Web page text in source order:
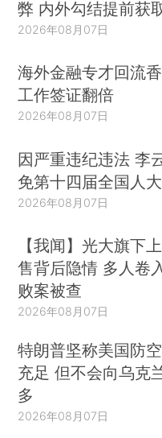
弊 内外勾结提前获
2026年08月07日
海外金融专才回流
工作签证翻倍
2026年08月07日
因严重违纪违法 李
免第十四届全国人
2026年08月07日
【我闻】光大旗下
售背后隐情 多人卷
败案被查
2026年08月07日
特朗普坚称美国防
充足 但不会向乌克
多
2026年08月07日